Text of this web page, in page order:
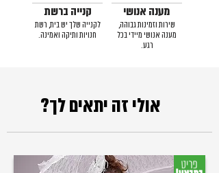
קנייה ברשת
לקנייה שלך יש בית, רשת
חנויות ותיקה ואמינה.
מענה אנושי
שירות וזמינות גבוהה,
מענה אנושי מיידי בכל
רגע.
אולי זה יתאים לך?